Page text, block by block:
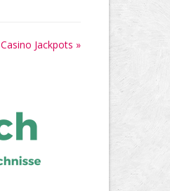
Casino Jackpots »